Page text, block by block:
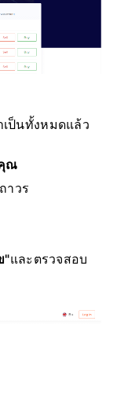
ป็นทั้งหมดแล้ว
ณ
าวร
"และตรวจสอบ